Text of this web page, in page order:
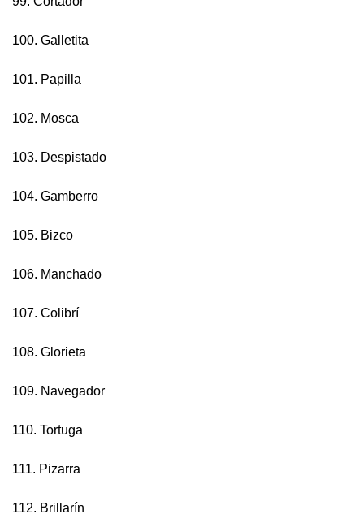
100. Galletita
101. Papilla
102. Mosca
103. Despistado
104. Gamberro
105. Bizco
106. Manchado
107. Colibrí
108. Glorieta
109. Navegador
110. Tortuga
111. Pizarra
112. Brillarín